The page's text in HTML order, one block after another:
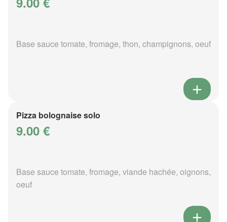
Base sauce tomate, fromage, thon, champignons, oeuf
Pizza bolognaise solo
9.00 €
Base sauce tomate, fromage, viande hachée, oignons,
oeuf